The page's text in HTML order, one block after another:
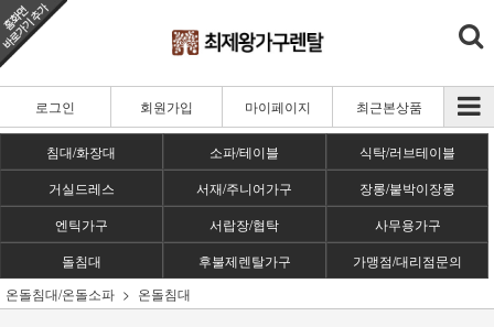
로그인 회원가입 마이페이지 최근본상품
침대/화장대 소파/테이블
식탁/러브테이블
거실드레스
서재/주니어가구
장롱/붙박이장롱
엔틱가구
서랍장/협탁
사무용가구
돌침대
후불제렌탈가구
가맹점/대리점문의
온돌침대/온돌소파
온돌침대